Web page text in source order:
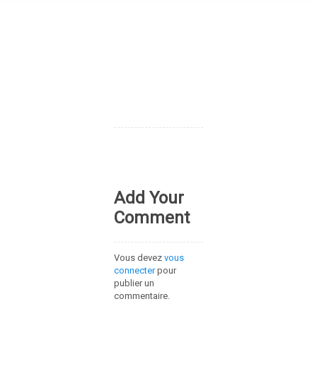
Add Your
Comment
Vous devez vous
connecterpour
publier un
commentaire.